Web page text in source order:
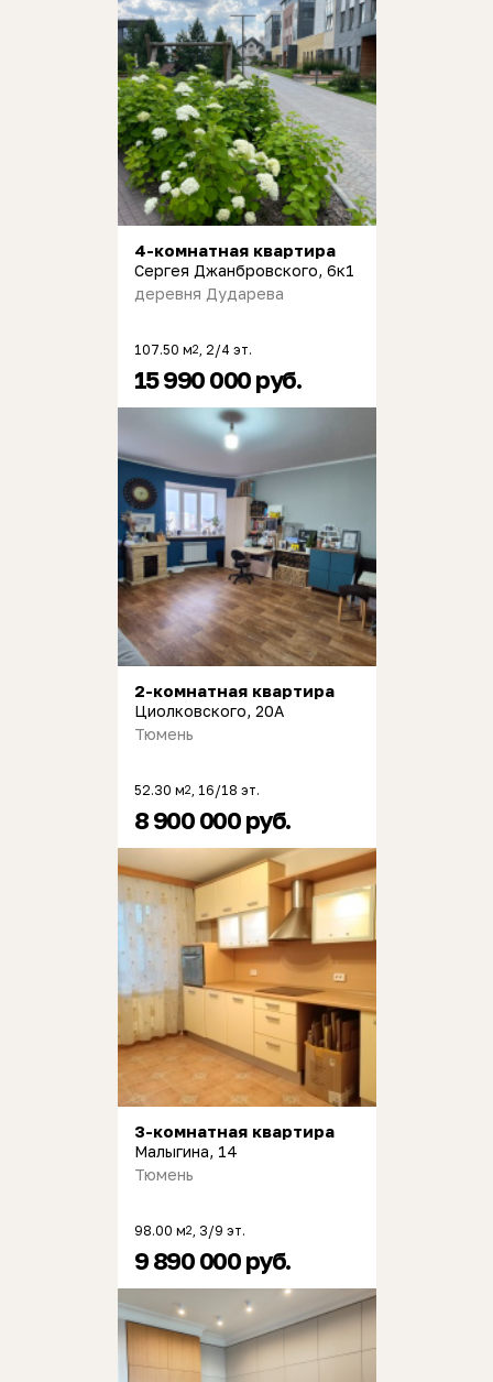
4-комнатная квартира
Сергея Джанбровского, 6к1
деревня Дударева
107.50 м2 , 2/4 эт.
15 990 000 руб.
2-комнатная квартира
Циолковского, 20А
Тюмень
52.30 м2 , 16/18 эт.
8 900 000 руб.
3-комнатная квартира
Малыгина, 14
Тюмень
98.00 м2 , 3/9 эт.
9 890 000 руб.